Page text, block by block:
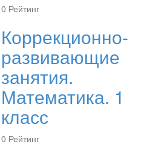
0 Рейтинг
Коррекционно-
развивающие
занятия.
Математика. 1
класс
0 Рейтинг